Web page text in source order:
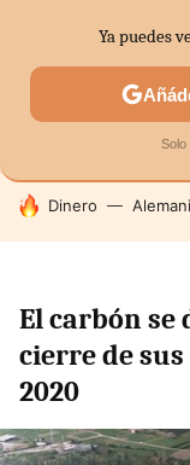
SECTORES
HOY SE HABLA DE
Dinero
El carbón se
cierre de
2020
Ya puedes
Solo